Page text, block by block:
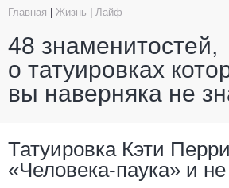
Главная Жизнь Лайф
48 знаменитостей,
о татуировках
вы наверняка не
Татуировка Кэти
«Человека-паука» и не